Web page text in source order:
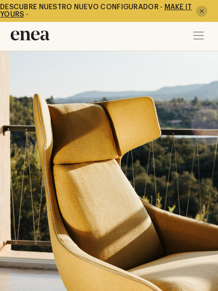
DESCUBRE NUESTRO NUEVO CONFIGURADOR - MAKE IT
YOURS -